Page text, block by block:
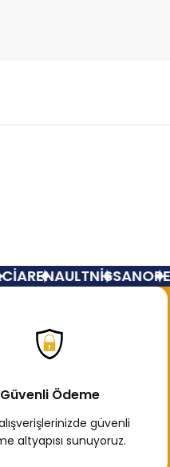
RENAULTNİSSANOPEL
Güvenli Ödeme
güvenli
altyapısı sunuyoruz.